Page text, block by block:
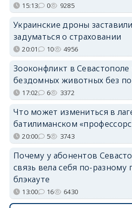
15:13 0 9285
Украинские дроны
задуматься о страховании
20:01 10 4956
Зооконфликт в
бездомных животных без
17:02 6 3372
Что может измениться в
батилиманском
20:00 5 3743
Почему у абонентов
связь вела себя по-разному
блэкауте
13:00 16 6430